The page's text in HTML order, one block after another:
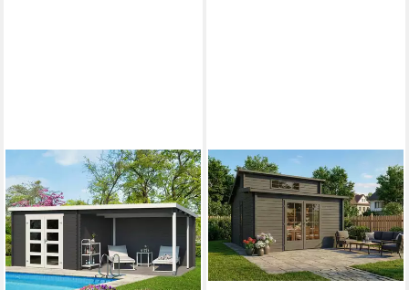
LASITA MAJA
Gartenhaus Novia 275 Plus,
BxT: 620x309 cm,
Blockbohlenhaus 28mm, mit
Anbau
3.747,79 €